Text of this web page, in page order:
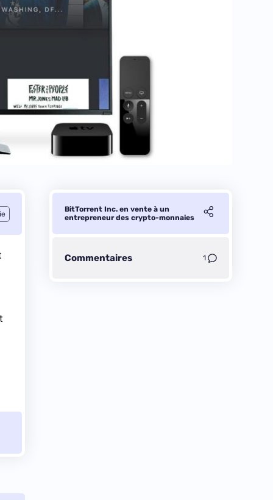
BitTorrent Inc. en vente à un
entrepreneur des crypto-monnaies
Commentaires 1